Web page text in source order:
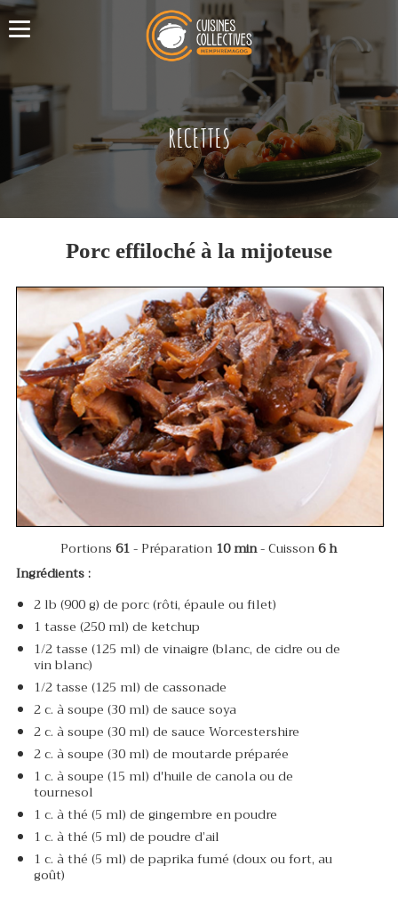
RECETTES
Porc effiloché à la mijoteuse
Portions61- Préparation 10 min- Cuisson6 h
Ingrédients :
2 lb (900 g) de porc (rôti, épaule ou filet)
1 tasse (250 ml) de ketchup
1/2 tasse (125 ml) de vinaigre (blanc, de cidre ou de
vin blanc)
1/2 tasse (125 ml) de cassonade
2 c. à soupe (30 ml) de sauce soya
2 c. à soupe (30 ml) de sauce Worcestershire
2 c. à soupe (30 ml) de moutarde préparée
1 c. à soupe (15 ml) d'huile de canola ou de
tournesol
1 c. à thé (5 ml) de gingembre en poudre
1 c. à thé (5 ml) de poudre d’ail
1 c. à thé (5 ml) de paprika fumé (doux ou fort, au
goût)